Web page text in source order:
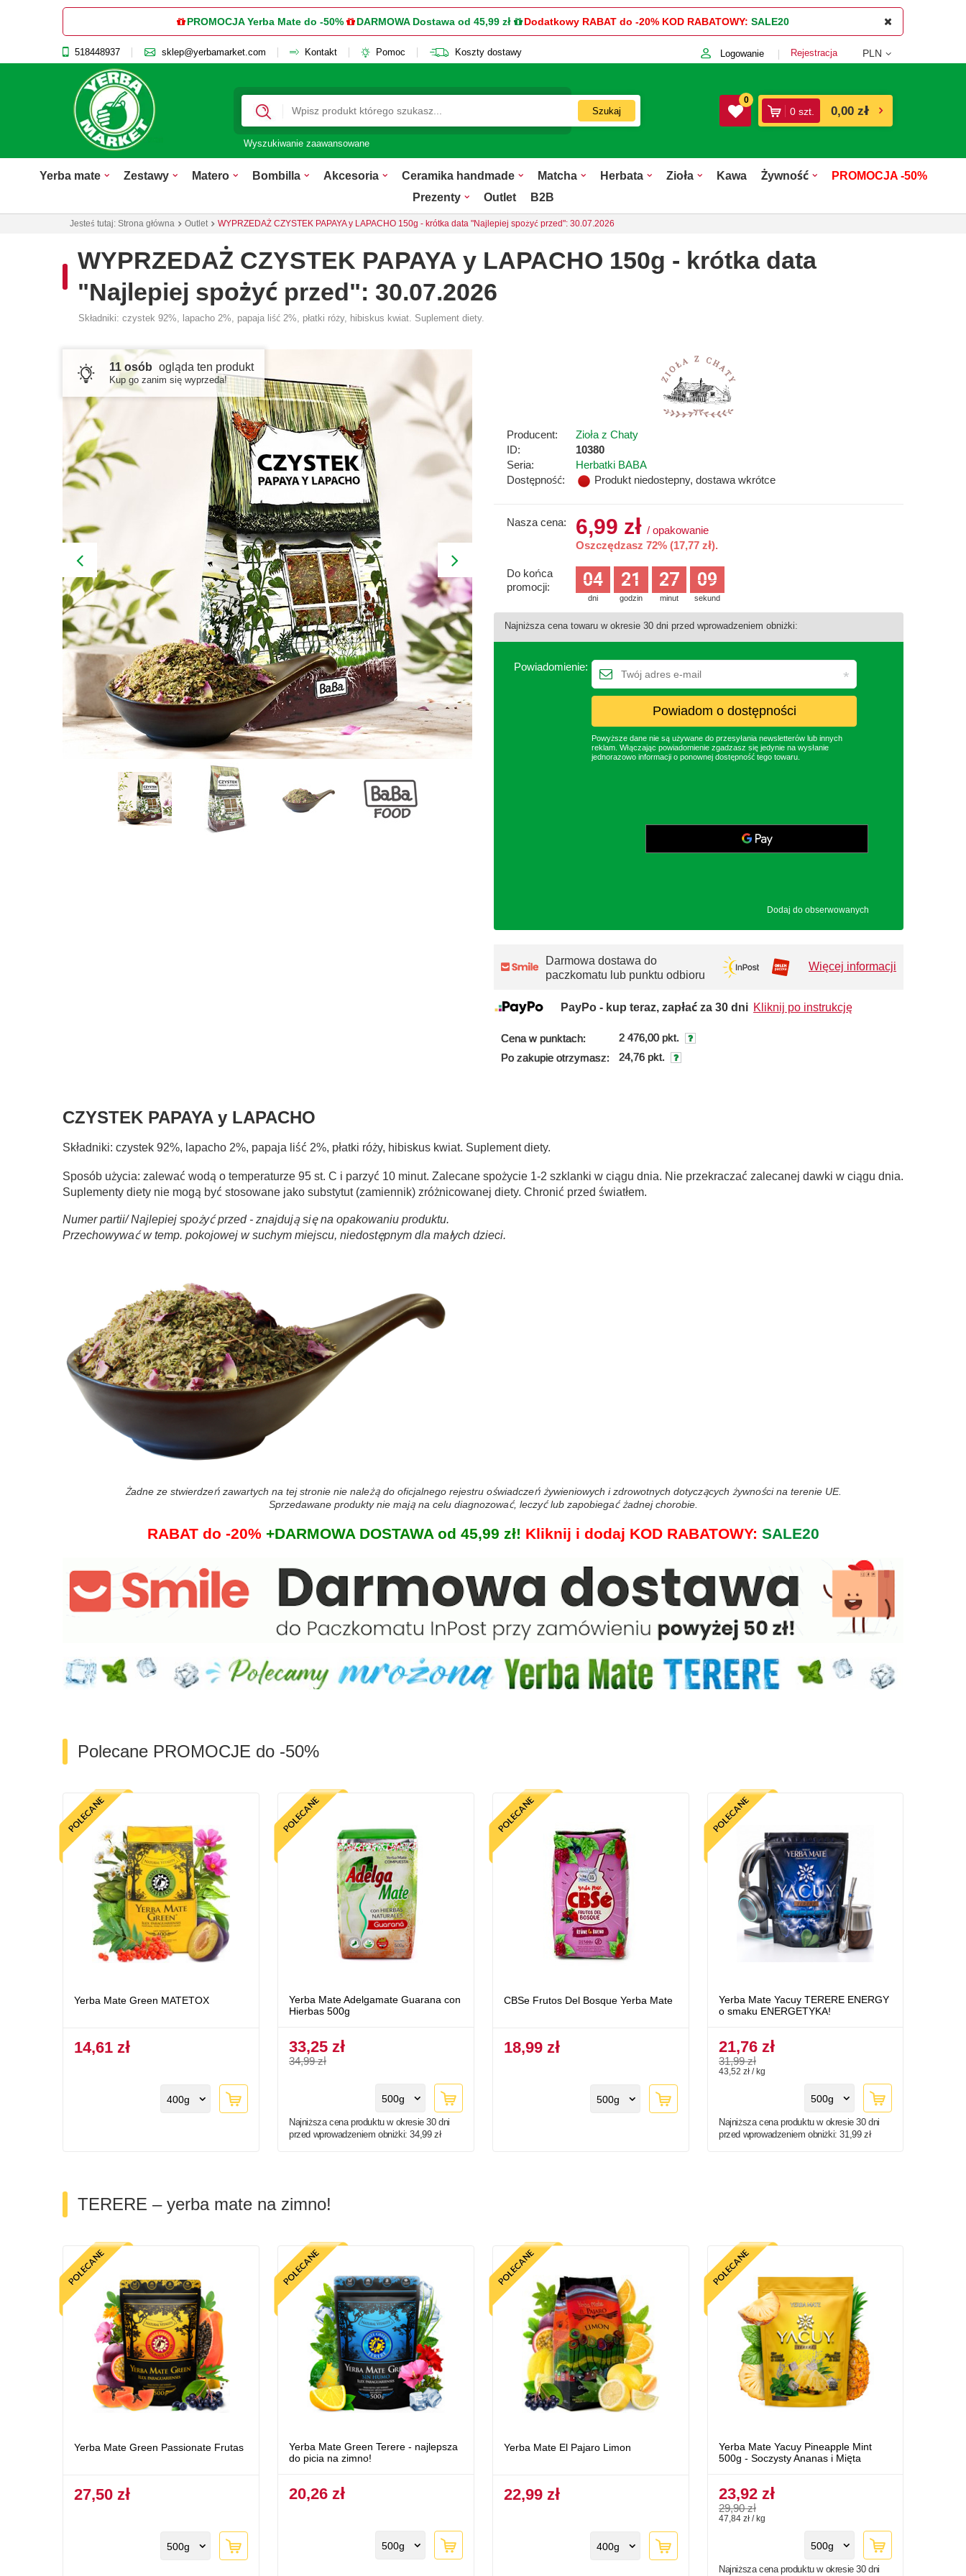
PROMOCJA Yerba Mate do -50% DARMOWA Dostawa od 45,99 zł Dodatkowy RABAT do -20% KOD RABATOWY: SALE20
518448937 sklep@yerbamarket.com Kontakt Pomoc Koszty dostawy Logowanie Rejestracja PLN
Szukaj
Wyszukiwanie zaawansowane
0
0 szt. 0,00 zł
Yerba mate Zestawy Matero Bombilla Akcesoria Ceramika handmade Matcha Herbata Zioła Kawa Żywność
PROMOCJA -50%
Prezenty
Outlet B2B
Jesteś tutaj: Strona główna Outlet WYPRZEDAŻ CZYSTEK PAPAYA y LAPACHO 150g - krótka data "Najlepiej spożyć przed": 30.07.2026
WYPRZEDAŻ CZYSTEK PAPAYA y LAPACHO 150g - krótka data
"Najlepiej spożyć przed": 30.07.2026
Składniki: czystek 92%, lapacho 2%, papaja liść 2%, płatki róży, hibiskus kwiat. Suplement diety.
11 osób ogląda ten produkt
Kup go zanim się wyprzeda!
Producent:
Zioła z Chaty
ID:
10380
Seria:
Herbatki BABA
Dostępność:
Produkt niedostepny, dostawa wkrótce
Nasza cena: 6,99 zł / opakowanie
Oszczędzasz 72% (17,77 zł).
Do końca
promocji:
dni
04
godzin
21
minut
27
sekund
08
Najniższa cena towaru w okresie 30 dni przed wprowadzeniem obniżki:
Powiadomienie:
Powiadom o dostępności
Powyższe dane nie są używane do przesyłania newsletterów lub innych
reklam. Włączając powiadomienie zgadzasz się jedynie na wysłanie
jednorazowo informacji o ponownej dostępność tego towaru.
Dodaj do obserwowanych
Darmowa dostawa do
paczkomatu lub punktu odbioru
Więcej informacji
PayPo - kup teraz, zapłać za 30 dni Kliknij po instrukcję
Cena w punktach:
2 476,00 pkt.
Po zakupie otrzymasz:
24,76 pkt.
CZYSTEK PAPAYA y LAPACHO
Składniki: czystek 92%, lapacho 2%, papaja liść 2%, płatki róży, hibiskus kwiat. Suplement diety.
Sposób użycia: zalewać wodą o temperaturze 95 st. C i parzyć 10 minut. Zalecane spożycie 1-2 szklanki w ciągu dnia. Nie przekraczać zalecanej dawki w ciągu dnia.
Suplementy diety nie mogą być stosowane jako substytut (zamiennik) zróżnicowanej diety. Chronić przed światłem.
Numer partii/ Najlepiej spożyć przed - znajdują się na opakowaniu produktu.
Przechowywać w temp. pokojowej w suchym miejscu, niedostępnym dla małych dzieci.
Żadne ze stwierdzeń zawartych na tej stronie nie należą do oficjalnego rejestru oświadczeń żywieniowych i zdrowotnych dotyczących żywności na terenie UE.
Sprzedawane produkty nie mają na celu diagnozować, leczyć lub zapobiegać żadnej chorobie.
RABAT do -20%+DARMOWA DOSTAWA od 45,99 zł! Kliknij i dodaj KOD RABATOWY: SALE20
Polecane PROMOCJE do -50%
Yerba Mate Green MATETOX
14,61 zł
400g
Yerba Mate Adelgamate Guarana con
Hierbas 500g
33,25 zł
34,99 zł
500g
Najniższa cena produktu w okresie 30 dni
przed wprowadzeniem obniżki:34,99 zł
CBSe Frutos Del Bosque Yerba Mate
18,99 zł
500g
Yerba Mate Yacuy TERERE ENERGY
o smaku ENERGETYKA!
21,76 zł
31,99 zł
43,52 zł / kg
500g
Najniższa cena produktu w okresie 30 dni
przed wprowadzeniem obniżki:31,99 zł
TERERE – yerba mate na zimno!
Yerba Mate Green Passionate Frutas
27,50 zł
500g
Yerba Mate Green Terere - najlepsza
do picia na zimno!
20,26 zł
500g
Yerba Mate El Pajaro Limon
22,99 zł
400g
Yerba Mate Yacuy Pineapple Mint
500g - Soczysty Ananas i Mięta
23,92 zł
29,90 zł
47,84 zł / kg
500g
Najniższa cena produktu w okresie 30 dni